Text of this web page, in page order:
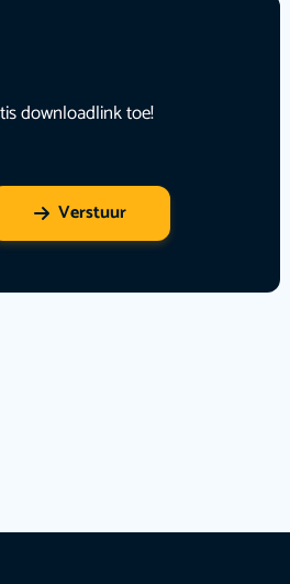
downloadlink toe!
Verstuur